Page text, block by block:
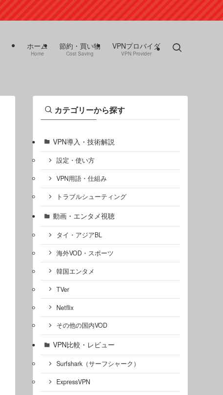
ホーム
Home
節約・買い物
Cost Saving
VPNプロバイダ
VPN Provider
カテゴリーから探す
VPN導入・技術解説
設定・使い方
VPN用語・仕組み
トラブルシューティング
動画・エンタメ視聴
タイ・アジアBL
海外VOD・スポーツ
韓国エンタメ
TVer
Netflix
その他の国内VOD
VPN比較・レビュー
Surfshark（サーフシャーク）
ExpressVPN